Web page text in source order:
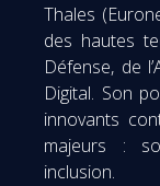
Thales
des hautes
Défense, de
Digital. Son
innovants
majeurs :
inclusion.